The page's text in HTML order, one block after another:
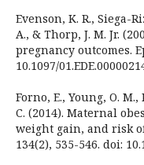
Evenson, K. R., Siega-
A., & Thorp, J. M. Jr.
pregnancy outcomes.
10.1097/
Forno, E., Young, O.
C. (2014). Maternal
weight gain, and risk
134(2), 535-546. doi: